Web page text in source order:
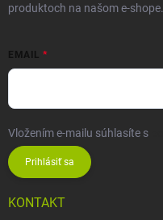
produktoch na našom e-shope.
EMAIL
Vložením e-mailu súhlasíte s
Prihlásiť sa
KONTAKT